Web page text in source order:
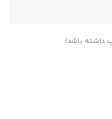
داشته باشد!